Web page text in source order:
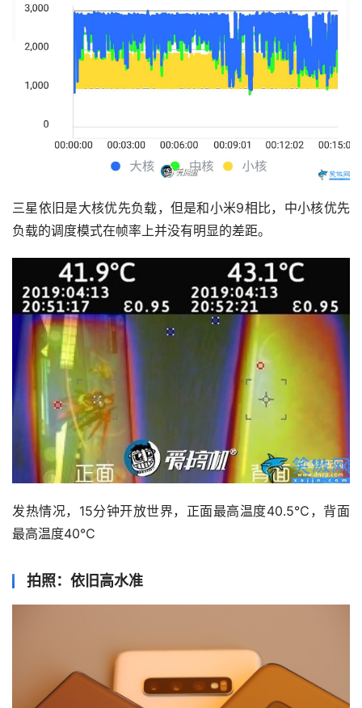
三星依旧是大核优先负载，但是和小米9相比，中小核优先
负载的调度模式在帧率上并没有明显的差距。
发热情况，15分钟开放世界，正面最高温度40.5℃，背面
最高温度40℃
拍照：依旧高水准